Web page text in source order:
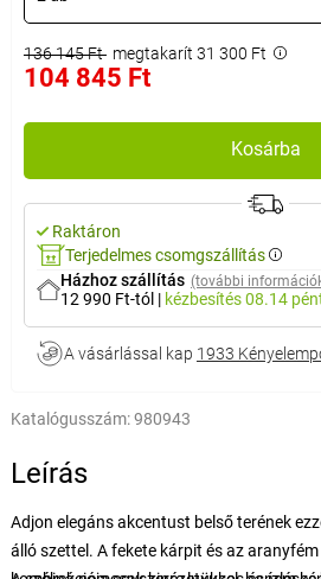
136 145 Ft megtakarít 31 300 Ft
104 845 Ft
Kosárba
Raktáron
Terjedelmes csomgszállítás
Házhoz szállítás (további
12 990 Ft-tól | kézbesítés08.14
A vásárlással kap 1933
Katalógusszám:980943
Leírás
Adjon elegáns akcentust belső terének
álló szettel. A fekete kárpit és az